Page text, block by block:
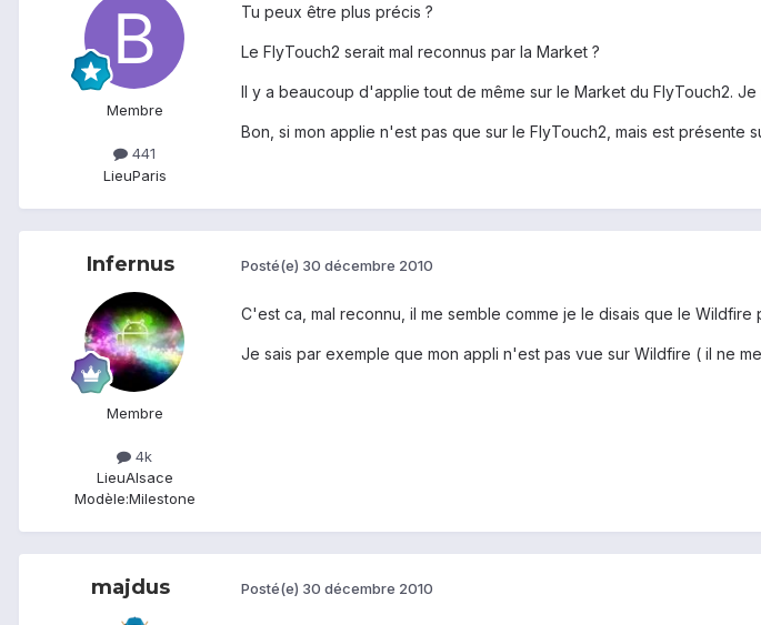
Membre
441
LieuParis
Tu peux être plus précis ?
Le FlyTouch2 serait mal reconnus par la Market ?
Il y a beaucoup d'applie tout de même sur le Market du FlyTouch2.
Bon, si mon applie n'est pas que sur le FlyTouch2, mais est présente
Infernus
Membre
4k
LieuAlsace
Modèle:Milestone
Posté(e) 30 décembre 2010
C'est ca, mal reconnu, il me semble comme je le disais que le
Je sais par exemple que mon appli n'est pas vue sur Wildfire ( il ne
majdus Posté(e) 30 décembre 2010